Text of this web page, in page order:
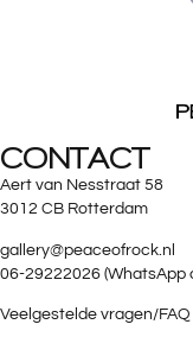
CONTACT
Aert van Nesstraat 58
3012 CB Rotterdam
gallery@peaceofrock.nl
06-29222026 (WhatsApp
Veelgestelde vragen/FAQ